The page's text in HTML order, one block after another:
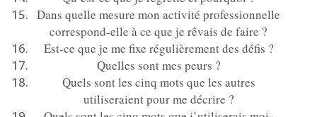
Dans quelle mesure mon activité professionnelle
correspond-elle à ce que je rêvais de faire ?
Est-ce que je me fixe régulièrement des défis ?
Quelles sont mes peurs ?
Quels sont les cinq mots que les autres
utiliseraient pour me décrire ?